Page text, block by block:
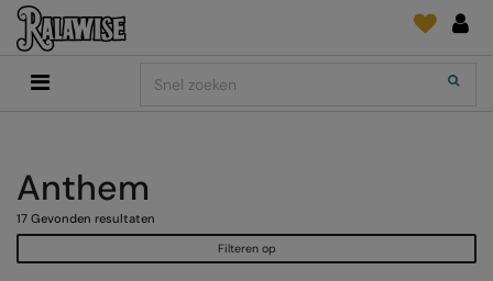
Back
AANBEVOLEN VOOR DIT SEIZOEN
COLLECTIES
Back
Adidas
Anthem
Asquith & Fox
Back
ARTG
Asquith & Fox
AWDis Ecologie
Back Back
Kledingfolie/-Vinyl
Back
RalaDPM
Back
Wat is er nieuw?
Feedback
FAQ
Anthem
17 Gevonden resultaten
Filteren op